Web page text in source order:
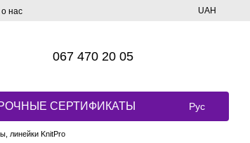
нас UAH
067 470 20 05
СЕРТИФИКАТЫ Рус
линейки KnitPro